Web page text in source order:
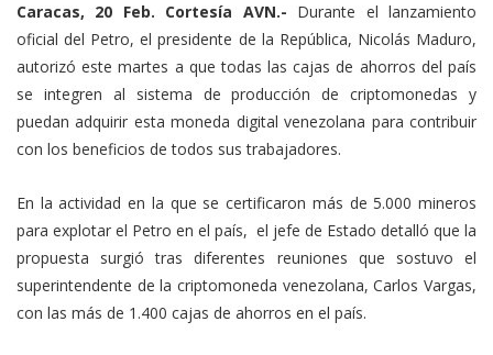
Caracas, 20 Feb. Cortesía AVN.- Durante el lanzamiento
oficial del Petro, el presidente de la República, Nicolás Maduro,
autorizó este martes a que todas las cajas de ahorros del país
se integren al sistema de producción de criptomonedas y
puedan adquirir esta moneda digital venezolana para contribuir
con los beneficios de todos sus trabajadores.
En la actividad en la que se certificaron más de 5.000 mineros
para explotar el Petro en el país, el jefe de Estado detalló que la
propuesta surgió tras diferentes reuniones que sostuvo el
superintendente de la criptomoneda venezolana, Carlos Vargas,
con las más de 1.400 cajas de ahorros en el país.